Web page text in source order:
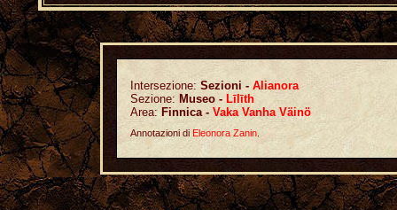
Intersezione: Sezioni -Alianora
Sezione: Museo - Līlīth
Area: Finnica -Vaka Vanha Väinö
Annotazioni di Eleonora Zanin